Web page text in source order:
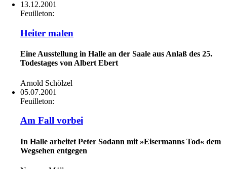
13.12.2001
Feuilleton:
Heiter malen
Eine Ausstellung in Halle an der Saale aus Anlaß des 25.
Todestages von Albert Ebert
Arnold Schölzel
05.07.2001
Feuilleton:
Am Fall vorbei
In Halle arbeitet Peter Sodann mit »Eisermanns Tod« dem
Wegsehen entgegen